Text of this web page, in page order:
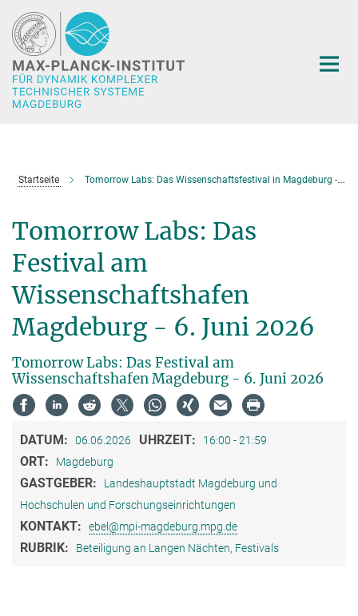
Hauptinhalt
Startseite Tomorrow Labs: Das Wissenschaftsfestival in Magdeburg - 6. Juni 2026
Tomorrow Labs: Das
Festival am
Wissenschaftshafen
Magdeburg - 6. Juni 2026
Tomorrow Labs: Das Festival am
Wissenschaftshafen Magdeburg - 6. Juni 2026
DATUM: 06.06.2026 UHRZEIT: 16:00 - 21:59
ORT: Magdeburg
GASTGEBER:
Landeshauptstadt Magdeburg und
Hochschulen und Forschungseinrichtungen
KONTAKT: ebel@mpi-magdeburg.mpg.de
RUBRIK: Beteiligung an Langen Nächten, Festivals